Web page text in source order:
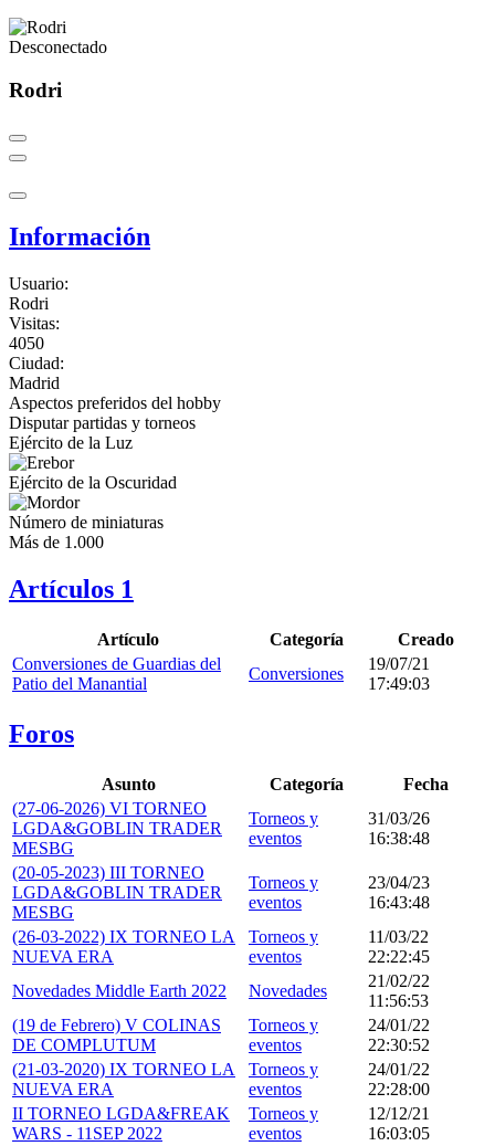
Desconectado
Rodri
Información
Usuario:
Rodri
Visitas:
4050
Ciudad:
Madrid
Aspectos preferidos del hobby
Disputar partidas y torneos
Ejército de la Luz
Ejército de la Oscuridad
Número de miniaturas
Más de 1.000
Artículos 1
Artículo Categoría
Creado
Conversiones de Guardias del
Patio del Manantial
Conversiones
19/07/21
17:49:03
Foros
Asunto Categoría
Fecha
(27-06-2026) VI TORNEO
LGDA&GOBLIN TRADER
MESBG
Torneos y
eventos
31/03/26
16:38:48
(20-05-2023) III TORNEO
LGDA&GOBLIN TRADER
MESBG
Torneos y
eventos
23/04/23
16:43:48
(26-03-2022) IX TORNEO LA
NUEVA ERA
Torneos y
eventos
11/03/22
22:22:45
Novedades Middle Earth 2022
Novedades
21/02/22
11:56:53
(19 de Febrero) V COLINAS
DE COMPLUTUM
Torneos y
eventos
24/01/22
22:30:52
(21-03-2020) IX TORNEO LA
NUEVA ERA
Torneos y
eventos
24/01/22
22:28:00
II TORNEO LGDA&FREAK
WARS - 11SEP 2022
Torneos y
eventos
12/12/21
16:03:05